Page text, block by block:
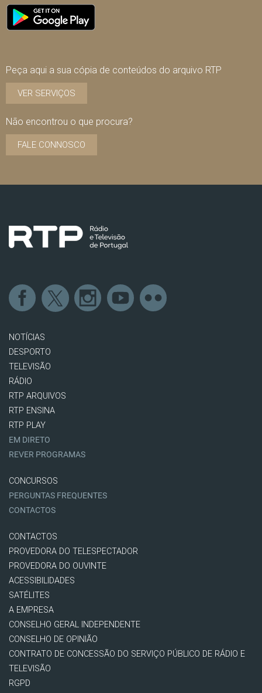
Peça aqui a sua cópia de conteúdos do arquivo RTP
VER SERVIÇOS
Não encontrou o que procura?
FALE CONNOSCO
NOTÍCIAS
DESPORTO
TELEVISÃO
RÁDIO
RTP ARQUIVOS
RTP ENSINA
RTP PLAY
EM DIRETO
REVER PROGRAMAS
CONCURSOS
PERGUNTAS FREQUENTES
CONTACTOS
CONTACTOS
PROVEDORA DO TELESPECTADOR
PROVEDORA DO OUVINTE
ACESSIBILIDADES
SATÉLITES
A EMPRESA
CONSELHO GERAL INDEPENDENTE
CONSELHO DE OPINIÃO
CONTRATO DE CONCESSÃO DO SERVIÇO PÚBLICO DE RÁDIO E
TELEVISÃO
RGPD